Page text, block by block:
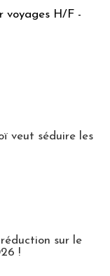
voyages H/F -
veut séduire les
sur le
!